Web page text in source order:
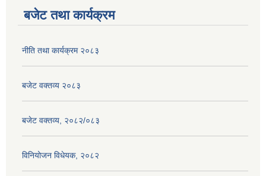
बजेट तथा कार्यक्रम
नीति तथा कार्यक्रम २०८३
बजेट वक्तव्य २०८३
बजेट वक्तव्य, २०८२/०८३
विनियोजन विधेयक, २०८२